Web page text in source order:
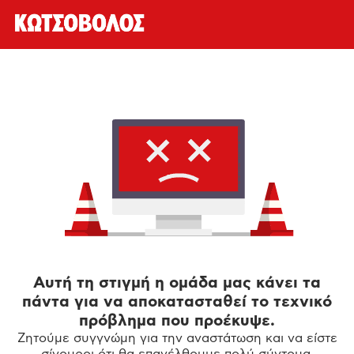
Αυτή τη στιγμή η ομάδα μας κάνει τα
πάντα για να αποκατασταθεί το τεχνικό
πρόβλημα που προέκυψε.
Ζητούμε συγγνώμη για την αναστάτωση και να είστε